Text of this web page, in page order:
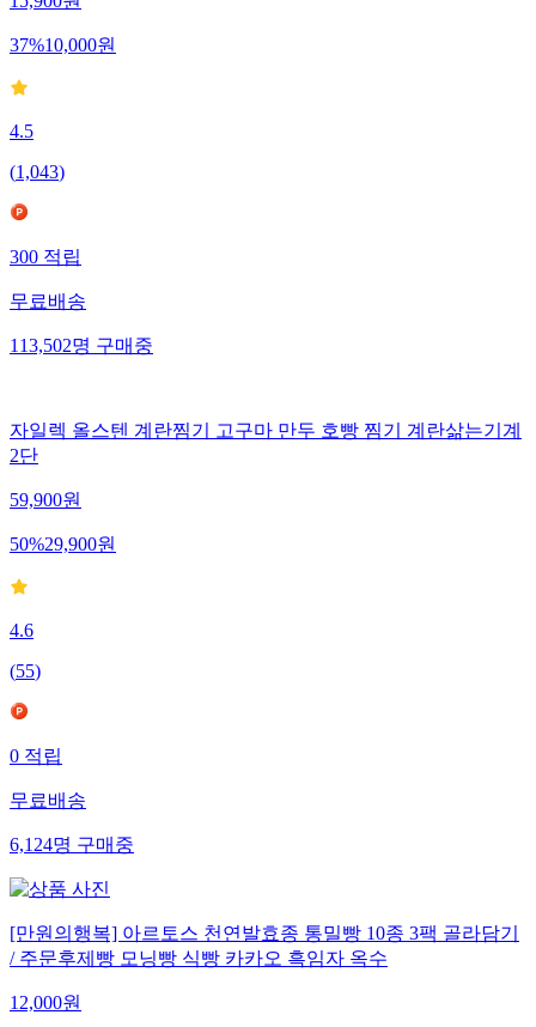
37%10,000원
4.5
(1,043)
300 적립
무료배송
113,502명 구매중
자일렉 올스텐 계란찜기 고구마 만두 호빵 찜기 계란삶는기계
2단
59,900원
50%29,900원
4.6
(55)
0적립
무료배송
6,124명구매중
[만원의행복] 아르토스 천연발효종 통밀빵 10종 3팩 골라담기
/ 주문후제빵 모닝빵 식빵 카카오 흑임자 옥수
12,000원